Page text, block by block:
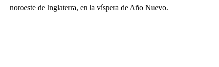
noroeste de Inglaterra, en la víspera de Año Nuevo.